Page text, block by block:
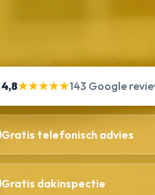
4,8★★★★★143 Google
Gratis telefonisch advies
Gratis dakinspectie